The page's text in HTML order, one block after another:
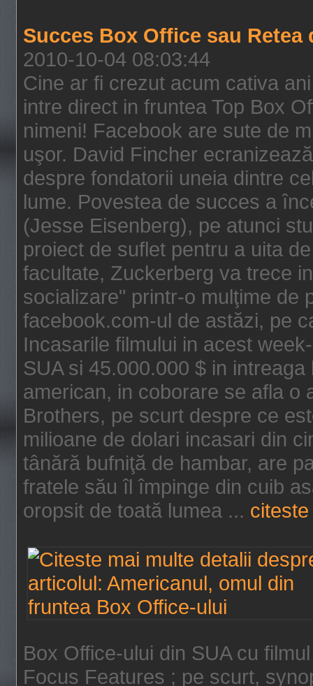
Succes Box Office sau Retea
2010-10-04 08:03:44
Cine ar fi crezut acum cativa
intre direct in fruntea Top Box
nimeni! Facebook are sute de
uşor. David Fincher
despre fondatorii uneia dintre
lume. Povestea de succes a
(Jesse Eisenberg), pe atunci
proiect de suflet pentru a uita
facultate, Zuckerberg va trece
socializare" printr-o mulţime de
facebook.com-ul de astăzi, pe
Incasarile filmului in acest
SUA si 45.000.000 $ in
american, in coborare se afla o
Brothers, pe scurt despre ce
milioane de dolari incasari din
tânără bufniţă de hambar, are
fratele său îl împinge din cuib
oropsit de toată lumea ...
Box Office-ului din SUA cu
Focus Features ; pe scurt,